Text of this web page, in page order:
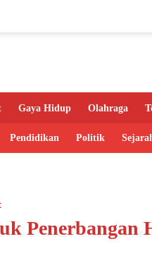
Gaya Hidup Olahraga
Pendidikan Politik
Penerbangan